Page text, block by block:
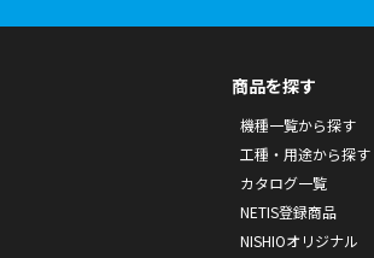
商品を探す
機種一覧から探す
工種・用途から探す
カタログ一覧
NETIS登録商品
NISHIOオリジナル